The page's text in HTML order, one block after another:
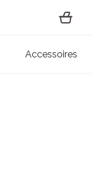
Accessoires